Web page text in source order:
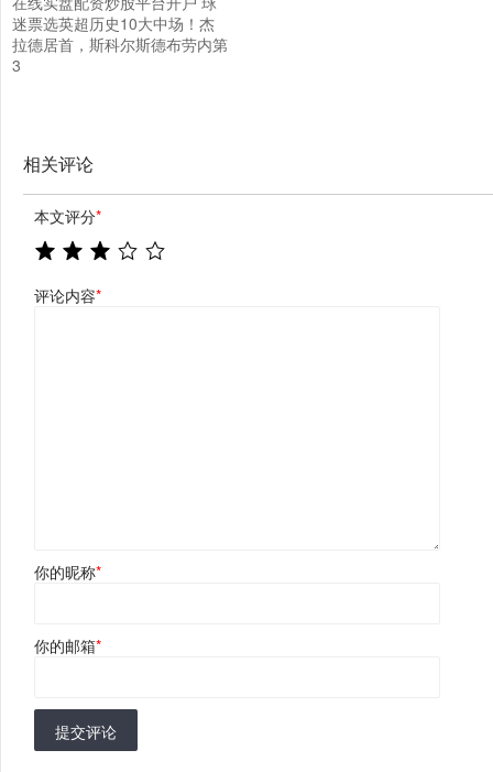
迷票选英超历史10大中场！杰
拉德居首，斯科尔斯德布劳内第
3
相关评论
本文评分*
评论内容*
你的昵称*
你的邮箱*
提交评论